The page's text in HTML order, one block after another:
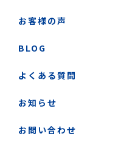
お客様の声
BLOG
よくある質問
お知らせ
お問い合わせ